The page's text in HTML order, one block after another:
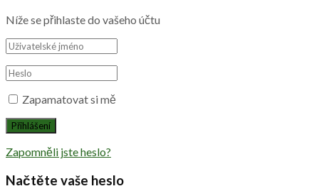
Níže se přihlaste do vašeho účtu
Zapamatovat si mě
Zapomněli jste heslo?
Načtěte vaše heslo